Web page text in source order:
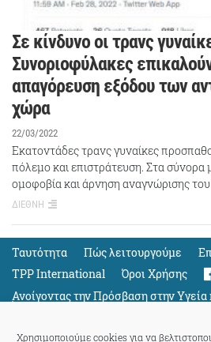
Χρησιμοποιούμε cookies για να
Σε κίνδυνο οι τρανς
Συνοριοφύλακες
απαγόρευση εξόδου των
χώρα
22/03/2022
Εκατοντάδες τρανς γυναίκες
πόλεμο και επιστράτευση. Στα
ομοφοβία και άρνηση αναγνώρισης
ΔΙΕΘΝΗ
Ταυτότητα Πώς λειτουργούμε
TPP International
Όροι Χρήσης
Ανοίγοντας την Πρόσβαση στην Υγεία
Όλους